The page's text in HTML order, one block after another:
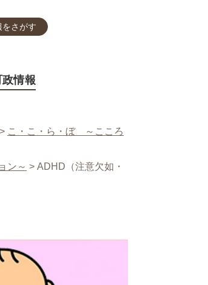
をさがす
政情報
> こ・こ・ら・ぼ ～こころ
ン～ > ADHD（注意欠如・